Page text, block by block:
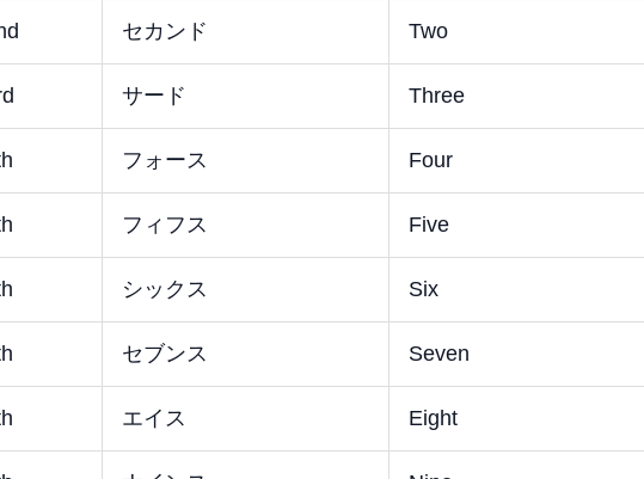
セカンド Two
サード Three
フォース Four
フィフス Five
シックス Six
セブンス Seven
エイス Eight